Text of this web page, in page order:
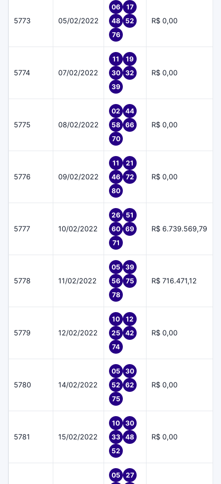
5773 05/02/2022
06
17
48
52
76
R$ 0,00
5774 07/02/2022
11
19
30
32
39
R$ 0,00
5775 08/02/2022
02
44
58
66
70
R$ 0,00
5776 09/02/2022
11
21
46
72
80
R$ 0,00
5777 10/02/2022
26
51
60
69
71
R$ 6.739.569,79
5778 11/02/2022
05
39
56
75
78
R$ 716.471,12
5779 12/02/2022
10
12
25
42
74
R$ 0,00
5780 14/02/2022
05
30
52
62
75
R$ 0,00
5781 15/02/2022
10
30
33
48
52
R$ 0,00
05
27